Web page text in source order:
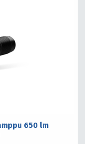
650 lm